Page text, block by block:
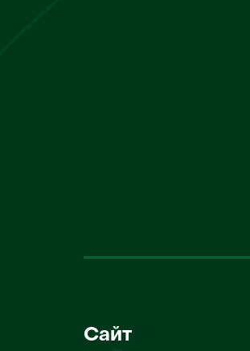
Сайт